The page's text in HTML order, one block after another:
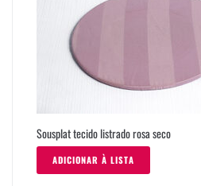
Sousplat tecido listrado rosa seco
ADICIONAR À LISTA